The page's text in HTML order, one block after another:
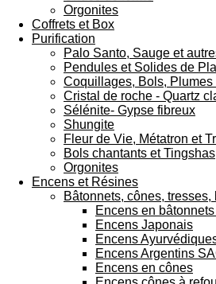
Orgonites
Coffrets et Box
Purification
Palo Santo, Sauge et
Pendules et Solides de
Coquillages, Bols, Plumes
Cristal de roche - Quartz
Sélénite- Gypse fibreux
Shungite
Fleur de Vie, Métatron et
Bols chantants et Tingshas
Orgonites
Encens et Résines
Bâtonnets, cônes, tresses,
Encens en
Encens Japonais
Encens
Encens Argentins
Encens en cônes